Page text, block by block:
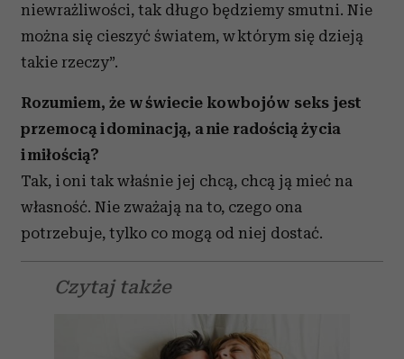
niewrażliwości, tak długo będziemy smutni. Nie
można się cieszyć światem, w którym się dzieją
takie rzeczy”.
Rozumiem, że w świecie kowbojów seks jest
przemocą i dominacją, a nie radością życia
i miłością?
Tak, i oni tak właśnie jej chcą, chcą ją mieć na
własność. Nie zważają na to, czego ona
potrzebuje, tylko co mogą od niej dostać.
Czytaj także